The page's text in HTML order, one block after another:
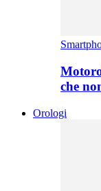
che
Orologi